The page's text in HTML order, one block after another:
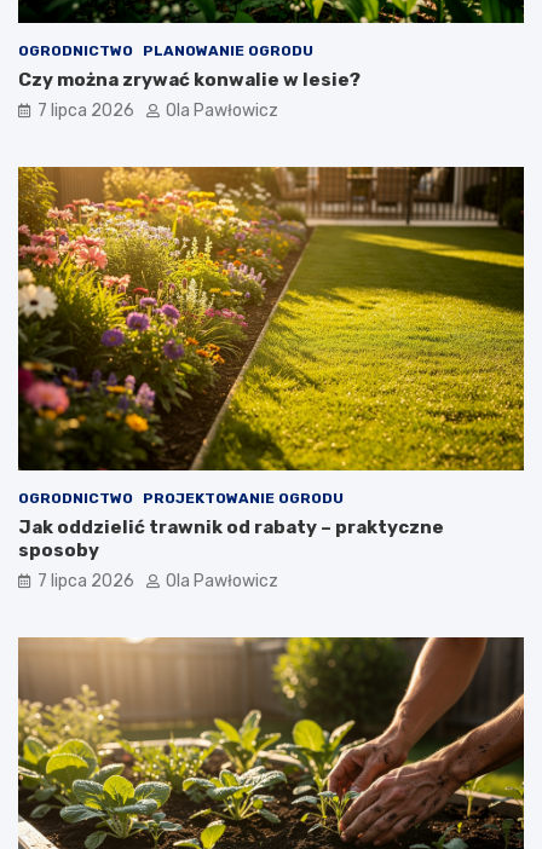
OGRODNICTWO PLANOWANIE OGRODU
Czy można zrywać konwalie w lesie?
7 lipca 2026 Ola Pawłowicz
OGRODNICTWO PROJEKTOWANIE OGRODU
Jak oddzielić trawnik od rabaty – praktyczne
sposoby
7 lipca 2026 Ola Pawłowicz